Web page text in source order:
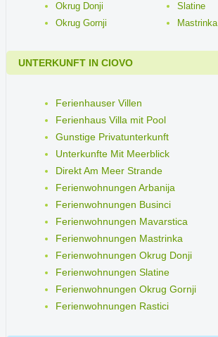
Okrug Donji
Slatine
Okrug Gornji
Mastrinka
UNTERKUNFT IN CIOVO
Ferienhauser Villen
Ferienhaus Villa mit Pool
Gunstige Privatunterkunft
Unterkunfte Mit Meerblick
Direkt Am Meer Strande
Ferienwohnungen Arbanija
Ferienwohnungen Businci
Ferienwohnungen Mavarstica
Ferienwohnungen Mastrinka
Ferienwohnungen Okrug Donji
Ferienwohnungen Slatine
Ferienwohnungen Okrug Gornji
Ferienwohnungen Rastici